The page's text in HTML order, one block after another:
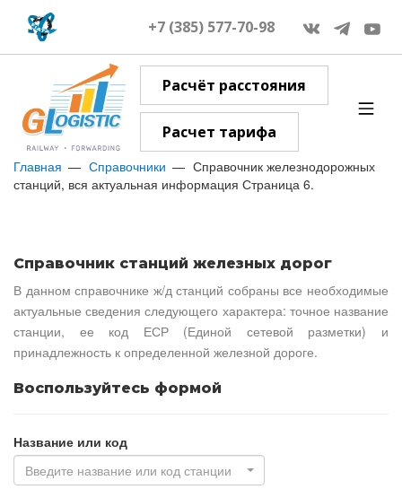
+7 (385) 577-70-98
Расчёт расстояния
Расчет тарифа
Главная Справочники
Справочник железнодорожных
станций, вся актуальная информация Страница 6.
Справочник станций железных дорог
В данном справочнике ж/д станций собраны все необходимые
актуальные сведения следующего характера: точное название
станции, ее код ЕСР (Единой сетевой разметки) и
принадлежность к определенной железной дороге.
Воспользуйтесь формой
Название или код
Введите название или код станции